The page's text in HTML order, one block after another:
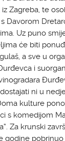
Zagreba, te
Davorom
Uz puno
će biti
a sve u
i
i
ni u
kulture
s komedijom
Za krunski
godine